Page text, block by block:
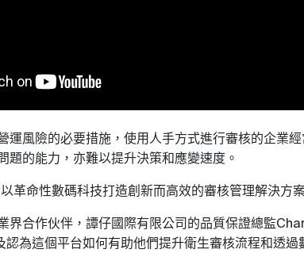
運風險的必要措施，使用人手方式進行審核的企業
題的能力，亦難以提升決策和應變速度。
革命性數碼科技打造創新而高效的審核管理解決方
界合作伙伴，譚仔國際有限公司的品質保證總監
認為這個平台如何有助他們提升衛生審核流程和透